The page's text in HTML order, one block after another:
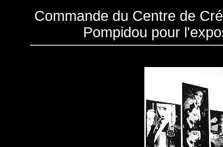
Commande du Centre de
Pompidou pour